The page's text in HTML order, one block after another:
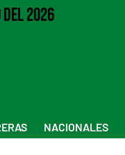
del 2026
NACIONALES